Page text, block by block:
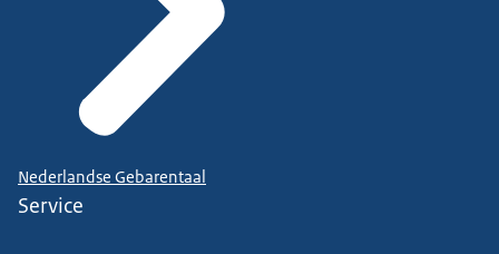
Nederlandse Gebarentaal
Service